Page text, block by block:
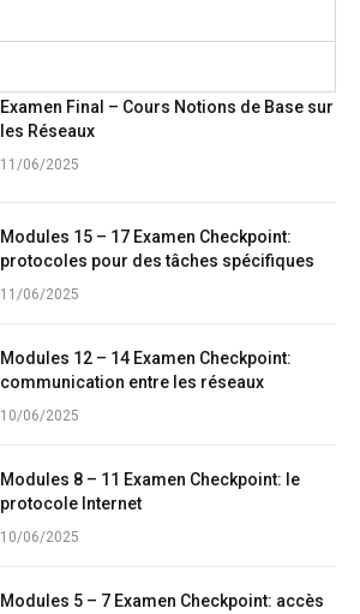
Examen Final – Cours Notions de Base sur
les Réseaux
11/06/2025
Modules 15 – 17 Examen Checkpoint:
protocoles pour des tâches spécifiques
11/06/2025
Modules 12 – 14 Examen Checkpoint:
communication entre les réseaux
10/06/2025
Modules 8 – 11 Examen Checkpoint: le
protocole Internet
10/06/2025
Modules 5 – 7 Examen Checkpoint: accès